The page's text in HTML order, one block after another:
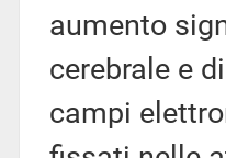
aumento
cerebrale e
campi